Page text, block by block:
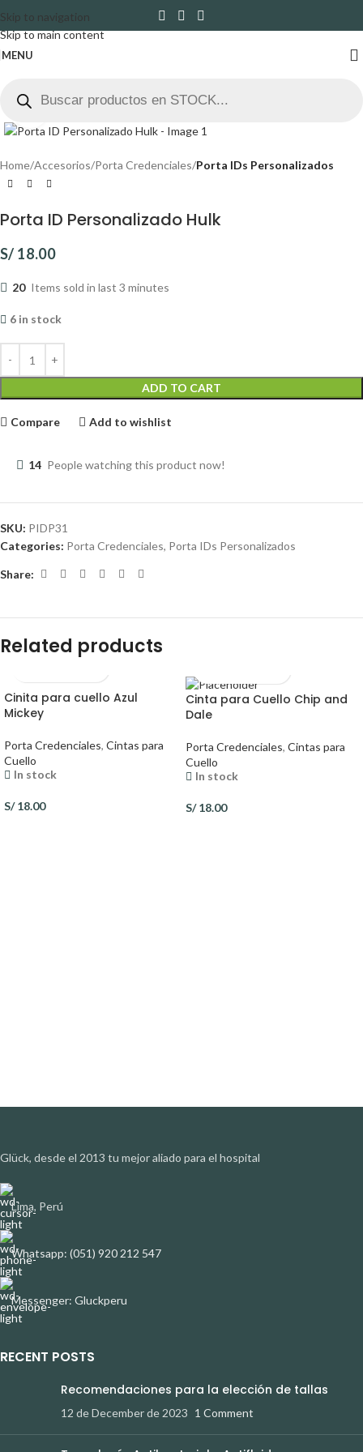
Skip to navigation
Skip to main content
MENU
Click to enlarge
Home Accesorios Porta Credenciales Porta IDs Personalizados
Porta ID Personalizado Hulk
S/ 18.00
20 Items sold in last 3 minutes
6 in stock
ADD TO CART
Compare Add to wishlist
14 People watching this product now!
SKU: PIDP31
Categories: Porta Credenciales, Porta IDs Personalizados
Share:
Related products
Cinita para cuello Azul
Mickey
Porta Credenciales, Cintas para
Cuello
In stock
S/18.00
Cinta para Cuello Chip and
Dale
Porta Credenciales, Cintas para
Cuello
In stock
S/18.00
Glück, desde el 2013 tu mejor aliado para el hospital
Lima, Perú
Whatsapp: (051) 920 212 547
Messenger: Gluckperu
RECENT POSTS
Recomendaciones para la elección de tallas
12 de December de 2023 1 Comment